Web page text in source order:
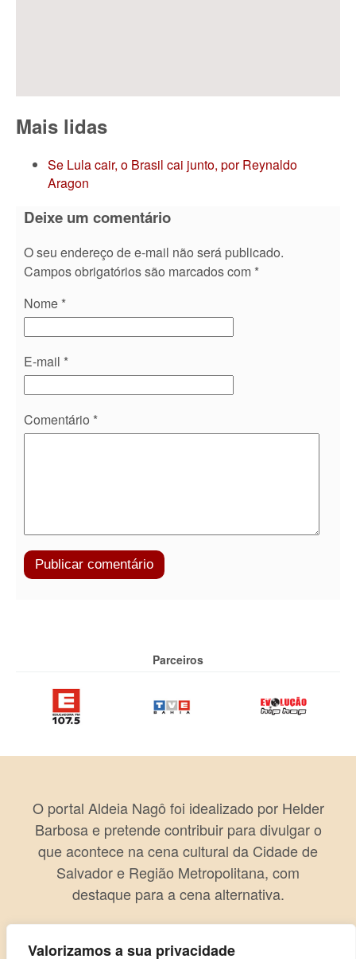
Valorizamos a sua privacidade
Mais lidas
Se Lula cair, o Brasil cai junto, por Reynaldo
Aragon
Deixe um comentário
O seu endereço de e-mail não será publicado.
Campos obrigatórios são marcados com *
Nome *
E-mail *
Comentário *
Parceiros
O portal Aldeia Nagô foi idealizado por Helder
Barbosa e pretende contribuir para divulgar o
que acontece na cena cultural da Cidade de
Salvador e Região Metropolitana, com
destaque para a cena alternativa.